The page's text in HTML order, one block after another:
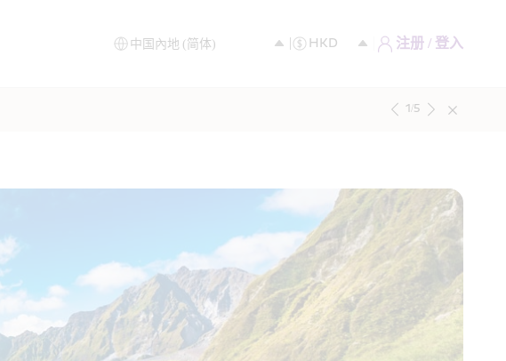
注册 / 登入
1/5